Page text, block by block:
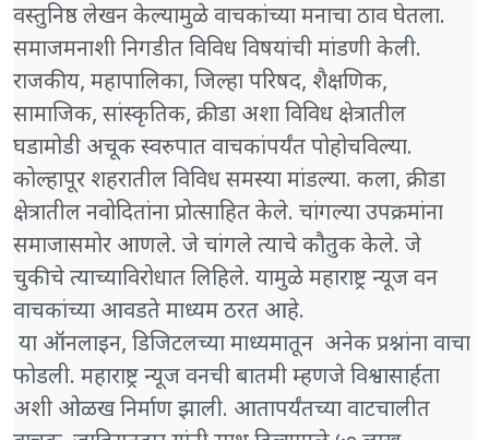
वस्तुनिष्ठ लेखन केल्यामुळे वाचकांच्या मनाचा ठाव घेतला.
समाजमनाशी निगडीत विविध विषयांची मांडणी केली.
राजकीय, महापालिका, जिल्हा परिषद, शैक्षणिक,
सामाजिक, सांस्कृतिक, क्रीडा अशा विविध क्षेत्रातील
घडामोडी अचूक स्वरुपात वाचकांपर्यंत पोहोचविल्या.
कोल्हापूर शहरातील विविध समस्या मांडल्या. कला, क्रीडा
क्षेत्रातील नवोदितांना प्रोत्साहित केले. चांगल्या उपक्रमांना
समाजासमोर आणले. जे चांगले त्याचे कौतुक केले. जे
चुकीचे त्याच्याविरोधात लिहिले. यामुळे महाराष्ट्र न्यूज वन
वाचकांच्या आवडते माध्यम ठरत आहे.
या ऑनलाइन, डिजिटलच्या माध्यमातून अनेक प्रश्नांना वाचा
फोडली. महाराष्ट्र न्यूज वनची बातमी म्हणजे विश्वासार्हता
अशी ओळख निर्माण झाली. आतापर्यंतच्या वाटचालीत